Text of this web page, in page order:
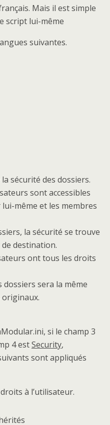
Mais il est simple
script lui-même
suivantes.
sécurité des dossiers.
sont accessibles
même et les membres
la sécurité se trouve
destination.
ont tous les droits
dossiers sera la même
originaux.
si le champ 3
4 estSecurity,
sont appliqués
à l’utilisateur.